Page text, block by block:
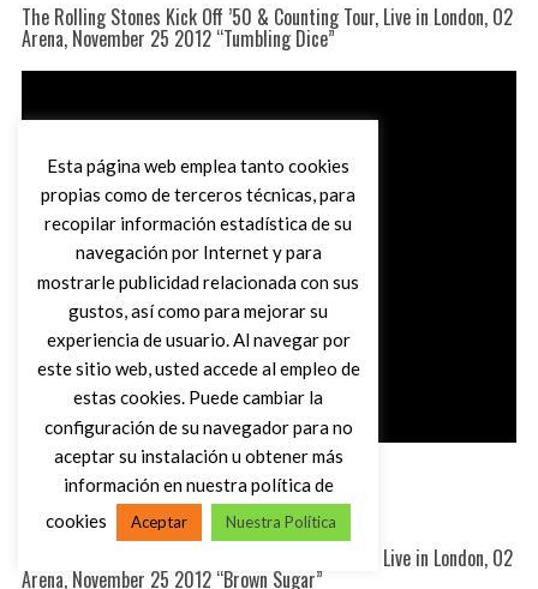
The Rolling Stones Kick Off ’50 & Counting Tour, Live in London, O2
Arena, November 25 2012 “Tumbling Dice”
The Rolling Stones Kick Off ’50 & Counting Tour, Live in London, O2
Arena, November 25 2012 “Brown Sugar”
Esta página web emplea tanto cookies
propias como de terceros técnicas, para
recopilar información estadística de su
navegación por Internet y para
mostrarle publicidad relacionada con sus
gustos, así como para mejorar su
experiencia de usuario. Al navegar por
este sitio web, usted accede al empleo de
estas cookies. Puede cambiar la
configuración de su navegador para no
aceptar su instalación u obtener más
información en nuestra política de
cookies
Aceptar Nuestra Política